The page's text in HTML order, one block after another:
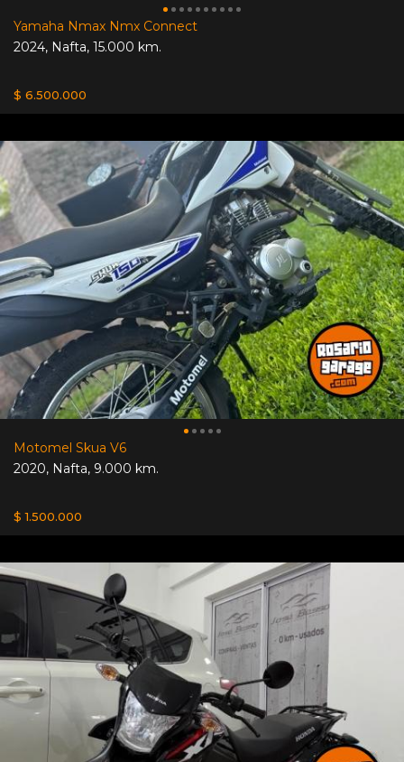
Yamaha Nmax Nmx Connect
2024, Nafta, 15.000 km.
$ 6.500.000
Motomel Skua V6
2020, Nafta, 9.000 km.
$ 1.500.000